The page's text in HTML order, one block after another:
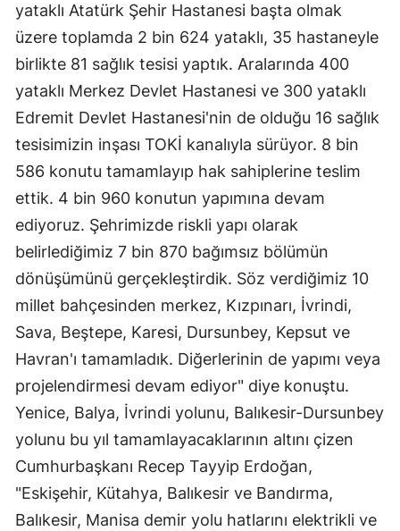
yataklı Atatürk Şehir Hastanesi başta olmak
üzere toplamda 2 bin 624 yataklı, 35 hastaneyle
birlikte 81 sağlık tesisi yaptık. Aralarında 400
yataklı Merkez Devlet Hastanesi ve 300 yataklı
Edremit Devlet Hastanesi'nin de olduğu 16 sağlık
tesisimizin inşası TOKİ kanalıyla sürüyor. 8 bin
586 konutu tamamlayıp hak sahiplerine teslim
ettik. 4 bin 960 konutun yapımına devam
ediyoruz. Şehrimizde riskli yapı olarak
belirlediğimiz 7 bin 870 bağımsız bölümün
dönüşümünü gerçekleştirdik. Söz verdiğimiz 10
millet bahçesinden merkez, Kızpınarı, İvrindi,
Sava, Beştepe, Karesi, Dursunbey, Kepsut ve
Havran'ı tamamladık. Diğerlerinin de yapımı veya
projelendirmesi devam ediyor" diye konuştu.
Yenice, Balya, İvrindi yolunu, Balıkesir-Dursunbey
yolunu bu yıl tamamlayacaklarının altını çizen
Cumhurbaşkanı Recep Tayyip Erdoğan,
"Eskişehir, Kütahya, Balıkesir ve Bandırma,
Balıkesir, Manisa demir yolu hatlarını elektrikli ve